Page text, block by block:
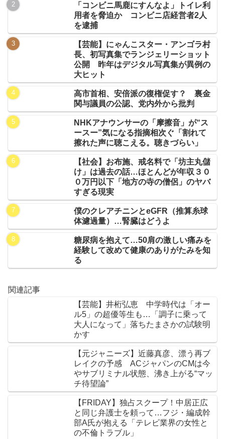
「コンビニ馬鹿にすんなよ」トイレ利
用者を脅迫か コンビニ店経営者2人
を逮捕
【芸能】にゃんこスター・アンゴラ村
長、初写真集でランジェリーショット
公開 昨年はデジタル写真集が異例の
大ヒット
高市首相、安倍派の復権促す？ 裏金
関与議員の公認、党内外から批判
NHKアナウンサーの「摩擦音」が“ス
ースー”気になる指摘相次ぐ「割れて
擦れた声に聴こえる。聴きづらい」
【社会】お布施、戒名料で「坊主丸儲
け」は過去の話…ほとんどが年収３０
０万円以下「地方の寺の僧侶」のヤバ
すぎる現実
僕のクレアチニンとeGFR（推算糸球
体濾過量）…腎臓はどうよ
糖尿病を抱えて…50肩の激しい痛みを
経験して改めて健康のありがたみを知
る
関連記事
【芸能】井桁弘恵 中学時代は「オー
ル5」の超優等生も…「調子に乗って
大人になって」落ちたまさかの試験明
かす
【元ジャニーズ】近藤真彦、漂う再ブ
レイクの予感 ACジャパンのCMは今
やサブリミナル状態、沸き上がる“マッ
チ待望論”
【FRIDAY】独占スクープ！中居正広
と同じ弁護士を頼って…フジ・編成幹
部A氏が抱える「テレビ業界の女性と
の不倫トラブル」